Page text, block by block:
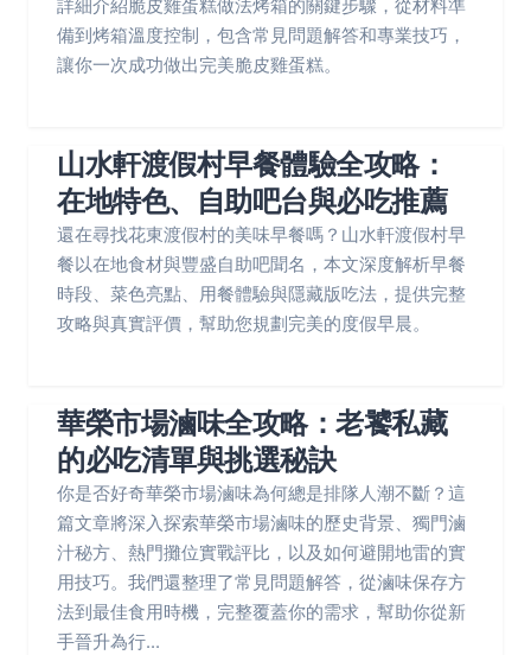
詳細介紹脆皮雞蛋糕做法烤箱的關鍵步驟，從材料準
備到烤箱溫度控制，包含常見問題解答和專業技巧，
讓你一次成功做出完美脆皮雞蛋糕。
山水軒渡假村早餐體驗全攻略：
在地特色、自助吧台與必吃推薦
還在尋找花東渡假村的美味早餐嗎？山水軒渡假村早
餐以在地食材與豐盛自助吧聞名，本文深度解析早餐
時段、菜色亮點、用餐體驗與隱藏版吃法，提供完整
攻略與真實評價，幫助您規劃完美的度假早晨。
華榮市場滷味全攻略：老饕私藏
的必吃清單與挑選秘訣
你是否好奇華榮市場滷味為何總是排隊人潮不斷？這
篇文章將深入探索華榮市場滷味的歷史背景、獨門滷
汁秘方、熱門攤位實戰評比，以及如何避開地雷的實
用技巧。我們還整理了常見問題解答，從滷味保存方
法到最佳食用時機，完整覆蓋你的需求，幫助你從新
手晉升為行...